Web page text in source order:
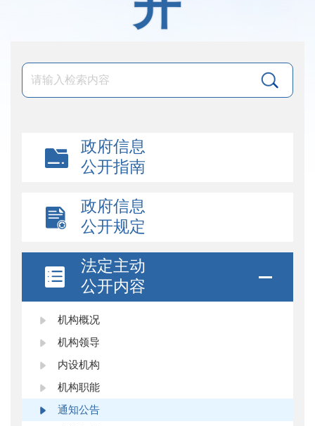
政府信息
公开指南
政府信息
公开规定
法定主动
公开内容
机构概况
机构领导
内设机构
机构职能
通知公告